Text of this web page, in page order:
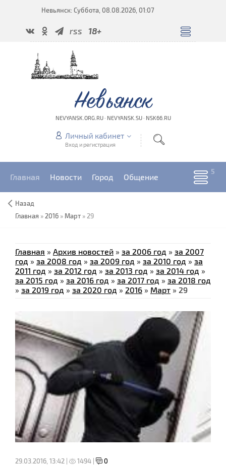
Невьянск: Суббота, 08.08.2026, 01:07
rss 18+
Невьянск
NEVYANSK.ORG.RU · NEVYANSK.SU · NSK66.RU
Личный кабинет
Вход и регистрация
Главная Новости Город Общение
Назад
Главная » 2016 » Март » 29
Главная » Архив новостей » за 2006 год » за 2007
год » за 2008 год » за 2009 год » за 2010 год » за
2011 год » за 2012 год » за 2013 год » за 2014 год »
за 2015 год » за 2016 год » за 2017 год » за 2018 год
» за 2019 год » за 2020 год » 2016 » Март » 29
29.03.2016, 13:42 | 1494 | 0